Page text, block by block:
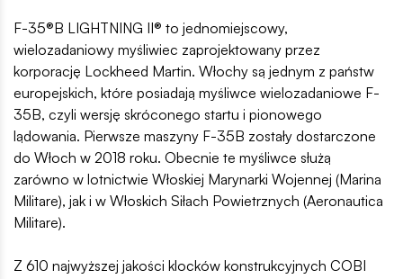
F-35®B LIGHTNING II® to jednomiejscowy,
wielozadaniowy myśliwiec zaprojektowany przez
korporację Lockheed Martin. Włochy są jednym z państw
europejskich, które posiadają myśliwce wielozadaniowe F-
35B, czyli wersję skróconego startu i pionowego
lądowania. Pierwsze maszyny F-35B zostały dostarczone
do Włoch w 2018 roku. Obecnie te myśliwce służą
zarówno w lotnictwie Włoskiej Marynarki Wojennej (Marina
Militare), jak i w Włoskich Siłach Powietrznych (Aeronautica
Militare).
Z 610 najwyższej jakości klocków konstrukcyjnych COBI